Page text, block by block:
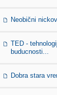
Neobični
TED -
buducnosti...
Dobra stara